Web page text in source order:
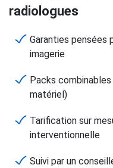
radiologues
Garanties pensées
imagerie
Packs
matériel)
Tarification sur
interventionnelle
Suivi par un